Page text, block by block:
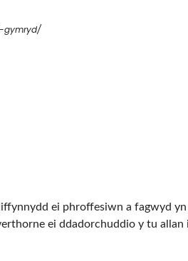
gymryd/
ei phroffesiwn a fagwyd
ei ddadorchuddio y tu allan